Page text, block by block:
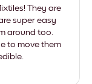
They are
super easy
around too.
to move them